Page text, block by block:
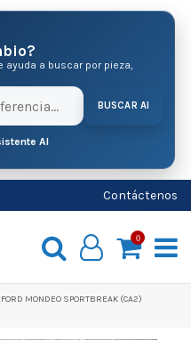
ayuda a buscar por pieza,
BUSCAR AI
AI
Contáctenos
0
MONDEO SPORTBREAK (CA2)